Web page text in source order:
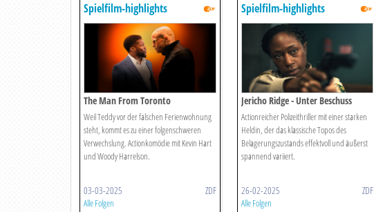
Spielfilm-highlights
The Man From Toronto
Weil Teddy vor der falschen Ferienwohnung
steht, kommt es zu einer folgenschweren
Verwechslung. Actionkomödie mit Kevin Hart
und Woody Harrelson.
03-03-2025 ZDF
Alle Folgen
Spielfilm-highlights
Jericho Ridge - Unter Beschuss
Actionreicher Polizeithriller mit einer starken
Heldin, der das klassische Topos des
Belagerungszustands effektvoll und äußerst
spannend variiert.
26-02-2025 ZDF
Alle Folgen